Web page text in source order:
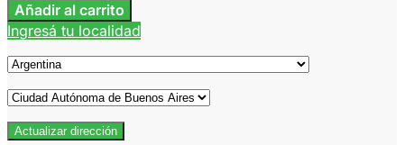
Añadir al carrito
Ingresá tu localidad
Actualizar dirección